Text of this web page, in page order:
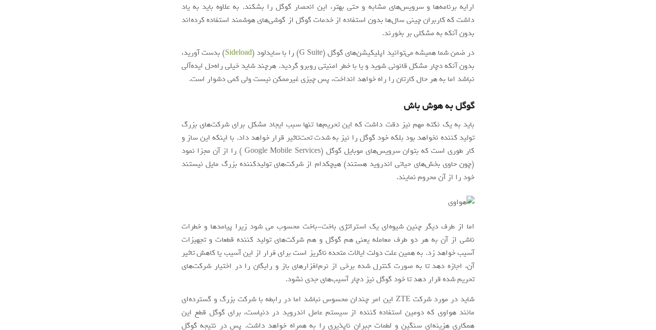
ارایه برنامه‌ها و سرویس‌های مشابه و حتی بهتر، این انحصار گوگل را بشکند. به علاوه باید به یاد
داشت که کاربران چینی سال‌ها بدون استفاده از خدمات گوگل از گوشی‌های هوشمند استفاده کرده‌اند
بدون آنکه به مشکلی بر بخورند.
در ضمن شما همیشه می‌توانید اپلیکیشن‌های گوگل (G Suite) را با سایدلود (
Sideload) بدست آورید،
بدون آنکه دچار مشکل قانونی شوید و یا با خطر امنیتی روبرو گردید. هرچند شاید خیلی راه‌حل ایده‌آلی
نباشد اما به هر حال کارتان را راه خواهد انداخت، پس چیزی غیرممکن نیست ولی کمی دشوار است.
گوگل به هوش باش
باید به یک نکته مهم نیز دقت داشت که این تحریم‌ها تنها سبب ایجاد مشکل برای شرکت‌های بزرگ
تولید کننده نخواهد بود بلکه خود گوگل را نیز به شدت تحت‌تاثیر قرار خواهد داد. با اینکه این ساز و
کار طوری است که بتوان سرویس‌های موبایل گوگل (Google Mobile Services ) را از آن مجزا نمود
(چون حاوی بخش‌های حیاتی اندروید هستند) هیچکدام از شرکت‌های تولید‌کننده بزرگ مایل نیستند
خود را از آن محروم نمایند.
اما از طرف دیگر چنین شیوه‌ای یک استراتژی باخت-باخت محسوب می شود زیرا پیامد‌ها و خطرات
ناشی از آن به هر دو طرف معامله یعنی هم گوگل و هم شرکت‌های تولید کننده قطعات و تجهیزات
آسیب خواهد زد. به همین علت دولت ایالات متحده ناگریز است برای فرار از این آسیب یا کاهش تاثیر
آن، اجازه دهد تا به صورت کنترل شده برخی از نرم‌افزار‌های باز و رایگان را در اختیار شرکت‌های
تحریم شده قرار دهد تا خود گوگل نیز دچار آسیب‌‌های جدی نشود.
شاید در مورد شرکت ZTE این امر چندان محسوس نباشد اما در رابطه با شرکت بزرگ و گسترده‌ای
مانند هواوی که دومین استفاده کننده از سیستم عامل اندروید در دنیاست، برای گوگل قطع این
همکاری هزینه‌ای سنگین و لطمات جبران ناپذیری را به همراه خواهد داشت. پس در نتیجه گوگل